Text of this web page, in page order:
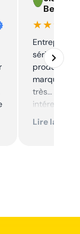
Beelen
Entreprise
sérieuse,
produits de
marque à
très
Excellent
Lire la suite